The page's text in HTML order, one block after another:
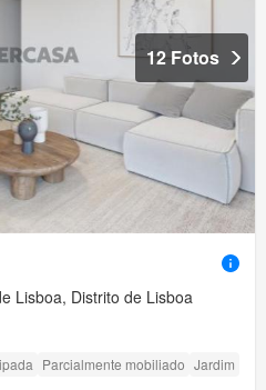
12 Fotos
Lisboa, Distrito de Lisboa
Parcialmente mobiliado Jardim